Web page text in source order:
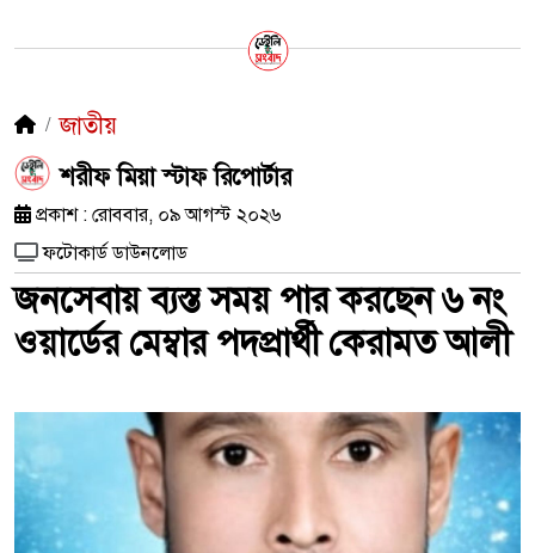
জাতীয়
শরীফ মিয়া স্টাফ রিপোর্টার
প্রকাশ : রোববার, ০৯ আগস্ট ২০২৬
ফটোকার্ড ডাউনলোড
জনসেবায় ব্যস্ত সময় পার করছেন ৬ নং
ওয়ার্ডের মেম্বার পদপ্রার্থী কেরামত আলী